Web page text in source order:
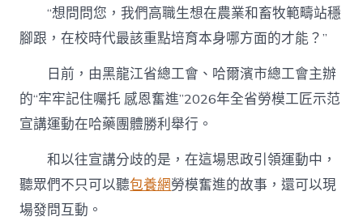
協
力
凝
心
鑄
魂
擔
｜
黑
龍
“想問問您，我們高職生想在農業和畜牧範疇站穩
腳跟，在校時代最該重點培育本身哪方面的才能？”
日前，由黑龍江省總工會、哈爾濱市總工會主辦
的“牢牢記住囑托 感恩奮進”2026年全省勞模工匠示范
宣講運動在哈藥團體勝利舉行。
和以往宣講分歧的是，在這場思政引領運動中，
聽眾們不只可以聽包養網勞模奮進的故事，還可以現
場發問互動。